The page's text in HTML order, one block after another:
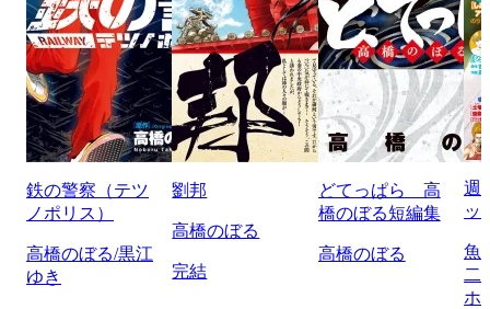
鉄の警察（テツ
ノポリス）
高橋のぼる/黒江
ゆき
劉邦
高橋のぼる
完結
どてっぱら 高
橋のぼる短編集
高橋のぼる
週
ッ
魚
二
ホ